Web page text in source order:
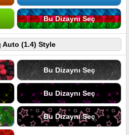
Bu Dizaynı Seç
Auto (1.4) Style
Bu Dizaynı Seç
Bu Dizaynı Seç
Bu Dizaynı Seç